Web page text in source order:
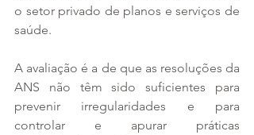
o setor privado de planos e serviços de
saúde.
A avaliação é a de que as resoluções da
ANS não têm sido suficientes para
prevenir irregularidades e para
controlar e apurar práticas